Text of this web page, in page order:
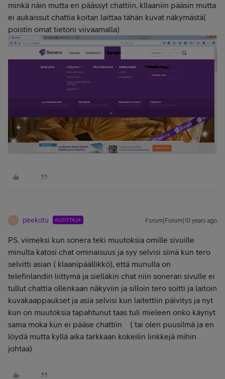
minkä näin mutta en päässyt chattiin, kllaaniin pääsin mutta
ei aukaissut chattia koitan laittaa tähän kuvat näkymästä(
poistin omat tietoni viivaamalla)
P peekotu ALOITTAJA Forum|Forum|10 years ago
PS. viimeksi kun sonera teki muutoksia omille sivuille
minulta katosi chat ominaisuus ja syy selvisi siinä kun tero
selvitti asian ( klaanipäällikkö), että munulla on
telefinlandin liittymä ja sielläkin chat niin soneran sivulle ei
tullut chattia ollenkaan näkyviin ja silloin tero soitti ja laitoin
kuvakaappaukset ja asia selvisi kun laitettiin päivitys ja nyt
kun on muutoksia tapahtunut taas tuli mieleen onko käynyt
sama moka kun ei pääse chattiin ( tai olen puusilmä ja en
löydä mutta kyllä aika tarkkaan kokeilin linkkejä mihin
johtaa)